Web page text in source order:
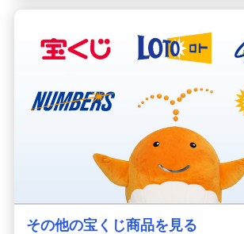
その他の宝くじ商品を見る